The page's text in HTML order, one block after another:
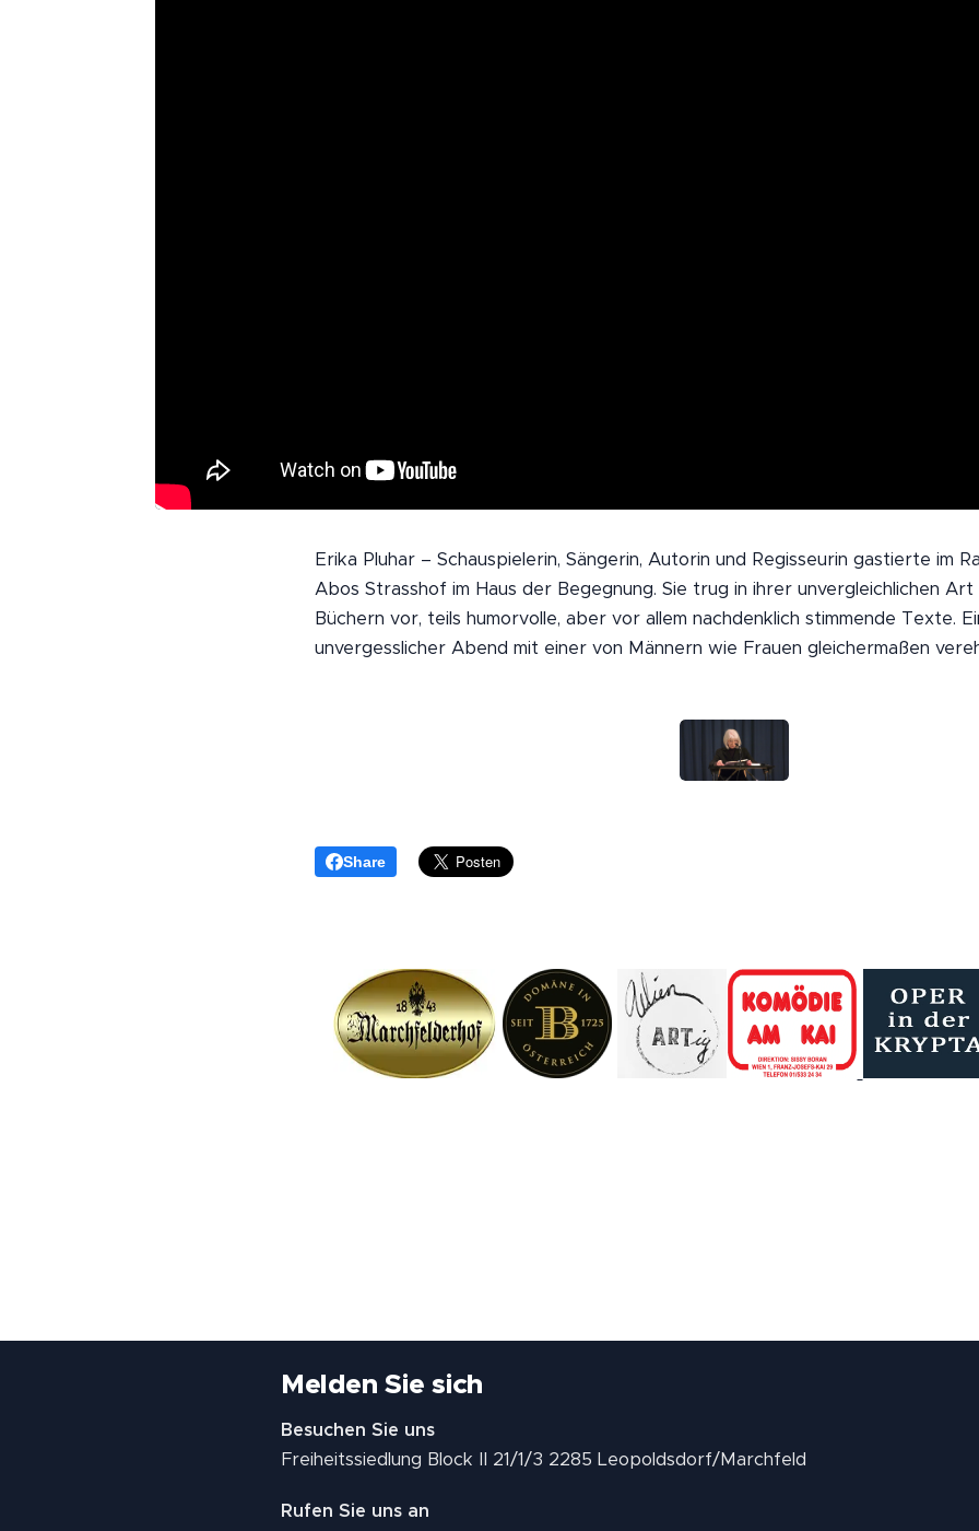
Erika Pluhar – Schauspielerin, Sängerin, Autorin und Regisseurin gastierte im
Abos Strasshof im Haus der Begegnung. Sie trug in ihrer unvergleichlichen Art
Büchern vor, teils humorvolle, aber vor allem nachdenklich stimmende Texte.
unvergesslicher Abend mit einer von Männern wie Frauen gleichermaßen
Share
Melden Sie sich
Besuchen Sie uns
Freiheitssiedlung Block II 21/1/3 2285 Leopoldsdorf/Marchfeld
Rufen Sie uns an